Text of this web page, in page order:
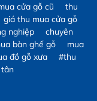
cửa gỗ cũ
thu
giá thu mua cửa gỗ
nghiệp
chuyên
bàn ghế gỗ
mua
đồ gỗ xưa
#thu